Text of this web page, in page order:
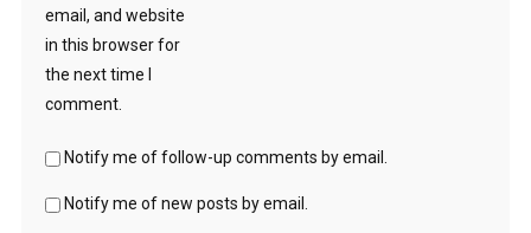
email, and website
in this browser for
the next time I
comment.
Notify me of follow-up comments by email.
Notify me of new posts by email.